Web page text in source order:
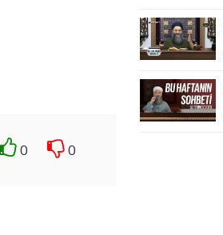
0 0